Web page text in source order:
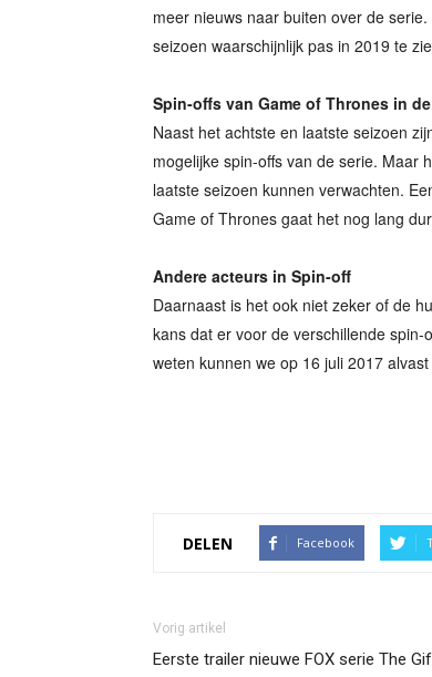
meer nieuws naar buiten over de
seizoen waarschijnlijk pas in 2019 te
Spin-offs van Game of Thrones in
Naast het achtste en laatste seizoen
mogelijke spin-offs van de serie. Maar
laatste seizoen kunnen verwachten.
Game of Thrones gaat het nog lang
Andere acteurs in Spin-off
Daarnaast is het ook niet zeker of de
kans dat er voor de verschillende
weten kunnen we op 16 juli 2017
DELEN Facebook
Vorig artikel
Eerste trailer nieuwe FOX serie The